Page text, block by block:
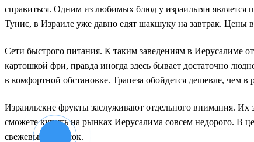
справиться. Одним из любимых блюд у израильтян
Тунис, в Израиле уже давно едят шакшуку на завтрак. Цены
Сети быстрого питания. К таким заведениям в Иерусалиме
картошкой фри, правда иногда здесь бывает достаточно
в комфортной обстановке. Трапеза обойдется дешевле, чем
Израильские фрукты заслуживают отдельного внимания.
сможете купить на рынках Иерусалима совсем недорого. В
свежевыжатый сок.